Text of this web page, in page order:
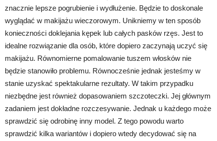
znacznie lepsze pogrubienie i wydłużenie. Będzie to doskonale
wyglądać w makijażu wieczorowym. Unikniemy w ten sposób
konieczności doklejania kępek lub całych pasków rzęs. Jest to
idealne rozwiązanie dla osób, które dopiero zaczynają uczyć się
makijażu. Równomierne pomalowanie tuszem włosków nie
będzie stanowiło problemu. Równocześnie jednak jesteśmy w
stanie uzyskać spektakularne rezultaty. W takim przypadku
niezbędne jest również dopasowaniem szczoteczki. Jej głównym
zadaniem jest dokładne rozczesywanie. Jednak u każdego może
sprawdzić się odrobinę inny model. Z tego powodu warto
sprawdzić kilka wariantów i dopiero wtedy decydować się na